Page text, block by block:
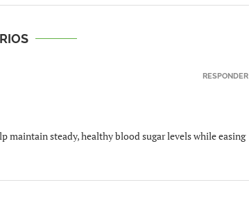
maintain steady, healthy blood sugar levels while easing
RESPONDER